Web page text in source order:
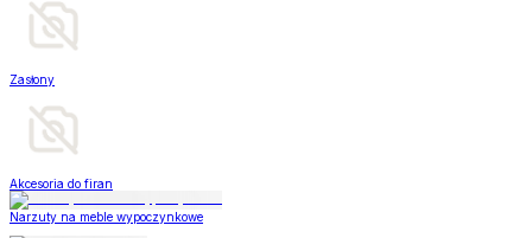
Zasłony
Akcesoria do firan
Narzuty na meble wypoczynkowe